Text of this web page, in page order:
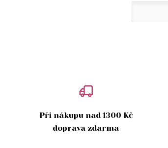
Při nákupu nad 1300 Kč
doprava zdarma